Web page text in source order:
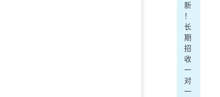
新
！
长
期
招
收
一
对
一